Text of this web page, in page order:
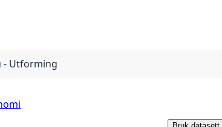
- Utforming